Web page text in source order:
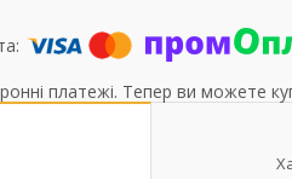
платежі. Тепер ви можете